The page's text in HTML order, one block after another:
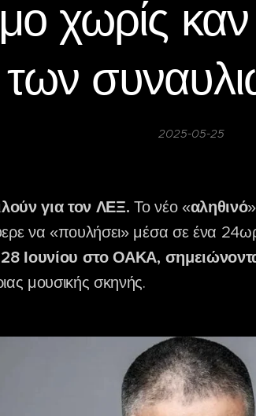
χωρίς
των
2025-05-25
για τον ΛΕΞ. Το νέο «αληθινό
να «πουλήσει» μέσα σε ένα
28 Ιουνίου στο ΟΑΚΑ,
μουσικής σκηνής.